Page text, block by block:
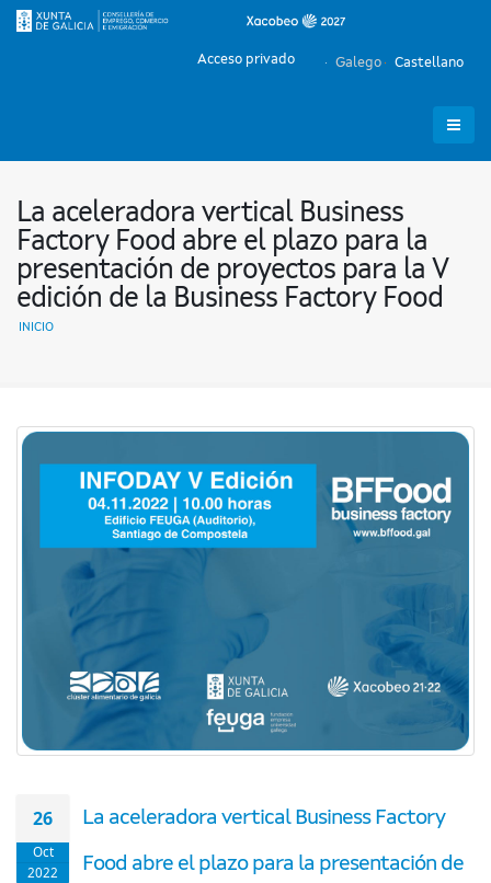
Galego Castellano
Acceso privado
La aceleradora vertical Business
Factory Food abre el plazo para la
presentación de proyectos para la V
edición de la Business Factory Food
INICIO
26
Oct
2022
La aceleradora vertical Business Factory
Food abre el plazo para la presentación de